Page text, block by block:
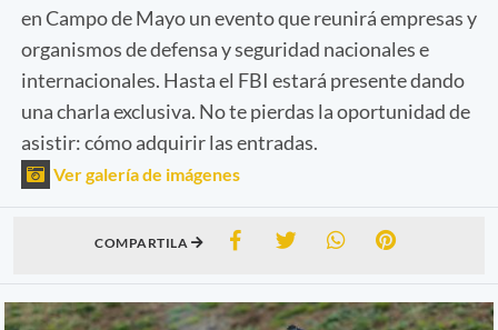
en Campo de Mayo un evento que reunirá empresas y
organismos de defensa y seguridad nacionales e
internacionales. Hasta el FBI estará presente dando
una charla exclusiva. No te pierdas la oportunidad de
asistir: cómo adquirir las entradas.
Ver galería de imágenes
COMPARTILA